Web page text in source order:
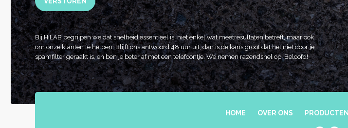
Bij HiLAB begrijpen we dat snelheid essentieel is, niet enkel wat meetresultaten betreft, maar ook
om onze klanten te helpen. Blijft ons antwoord 48 uur uit, dan is de kans groot dat het niet door je
spamfilter geraakt is, en ben je beter af met een telefoontje. We nemen razendsnel op. Beloofd!
HOME OVER ONS PRODUCTEN